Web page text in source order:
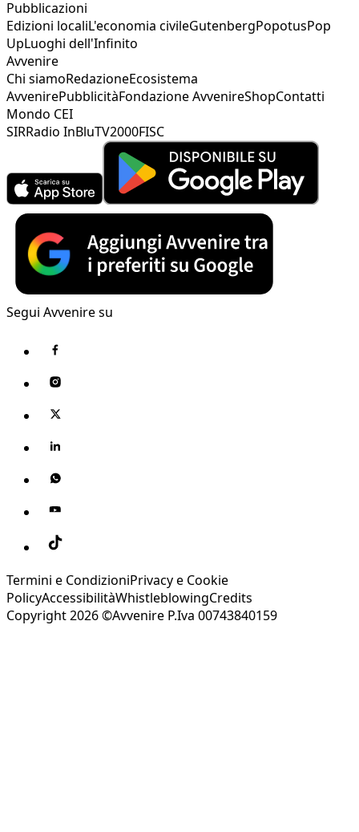
Pubblicazioni
Edizioni localiL'economia civileGutenbergPopotusPop
UpLuoghi dell'Infinito
Avvenire
Chi siamoRedazioneEcosistema
AvvenirePubblicitàFondazione AvvenireShopContatti
Mondo CEI
SIRRadio InBluTV2000FISC
Segui Avvenire su
Termini e CondizioniPrivacy e Cookie
PolicyAccessibilitàWhistleblowingCredits
Copyright 2026 ©Avvenire P.Iva 00743840159